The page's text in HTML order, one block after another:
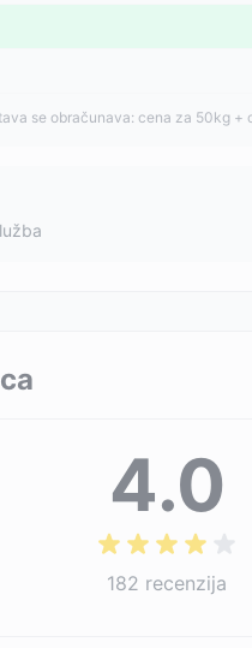
se obračunava: cena za 50kg +
4.0
182 recenzija